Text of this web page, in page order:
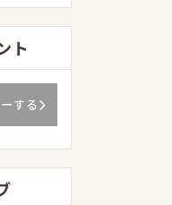
ト
する